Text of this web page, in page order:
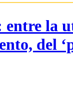
entre la
del